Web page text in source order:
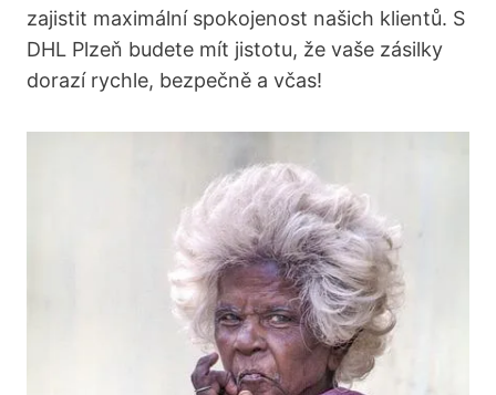
zajistit maximální spokojenost našich klientů. S
DHL Plzeň budete mít jistotu, že vaše zásilky
dorazí rychle, bezpečně a včas!